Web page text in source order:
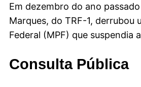
Em dezembro do ano
Marques, do TRF-1, derrubou
Federal (MPF) que suspendia
Consulta Pública